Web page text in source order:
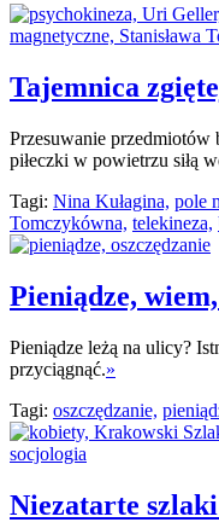
Tajemnica
Przesuwanie
piłeczki w powietrzu siłą
Tagi: Nina Kułagina, pole
Tomczykówna, telekineza,
Pieniądze,
Pieniądze leżą na ulicy?
przyciągnąć.»
Tagi: oszczędzanie,
Niezatarte